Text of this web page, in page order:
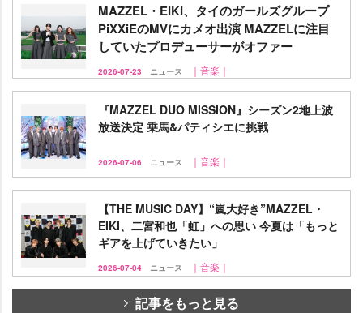
MAZZEL・EIKI、タイのガールズグループ
PiXXiEのMVにカメオ出演 MAZZELに注目
していたプロデューサーがオファー
2026-07-23 ニュース ｜音楽｜
『MAZZEL DUO MISSION』シーズン2地上波
放送決定 乗馬&パティシエに挑戦
2026-07-06 ニュース ｜音楽｜
【THE MUSIC DAY】“嵐大好き”MAZZEL・
EIKI、二宮和也「虹」への思い 今夏は「もっと
ギアを上げていきたい」
2026-07-04 ニュース ｜音楽｜
記事をもっと見る